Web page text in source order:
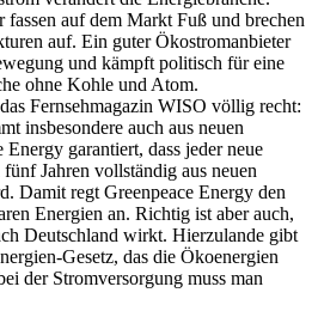
auf dem Markt Fuß und brechen
auf. Ein guter Ökostromanbieter
und kämpft politisch für eine
ohne Kohle und Atom.
Fernsehmagazin WISO völlig recht:
insbesondere auch aus neuen
Energy garantiert, dass jeder neue
Jahren vollständig aus neuen
Damit regt Greenpeace Energy den
Energien an. Richtig ist aber auch,
Deutschland wirkt. Hierzulande gibt
Gesetz, das die Ökoenergien
der Stromversorgung muss man